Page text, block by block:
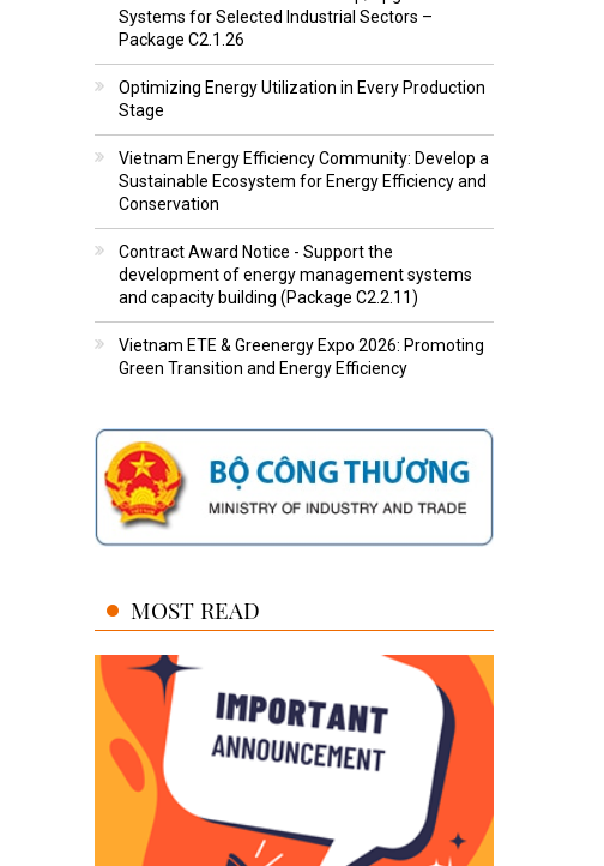
Systems for Selected Industrial Sectors –
Package C2.1.26
Optimizing Energy Utilization in Every Production
Stage
Vietnam Energy Efficiency Community: Develop a
Sustainable Ecosystem for Energy Efficiency and
Conservation
Contract Award Notice - Support the
development of energy management systems
and capacity building (Package C2.2.11)
Vietnam ETE & Greenergy Expo 2026: Promoting
Green Transition and Energy Efficiency
MOST READ